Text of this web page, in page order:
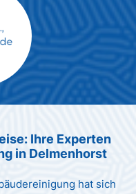
Ihre Experten
in Delmenhorst
hat sich